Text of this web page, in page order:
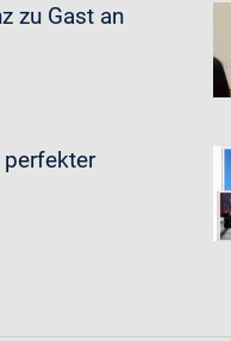
zu Gast an
perfekter